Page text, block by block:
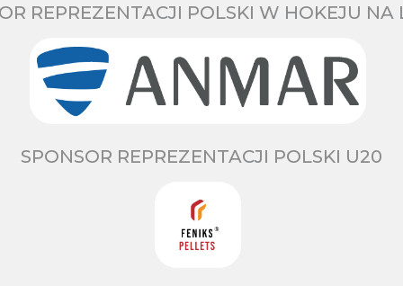
REPREZENTACJI POLSKI W HOKEJU NA
SPONSOR REPREZENTACJI POLSKI U20